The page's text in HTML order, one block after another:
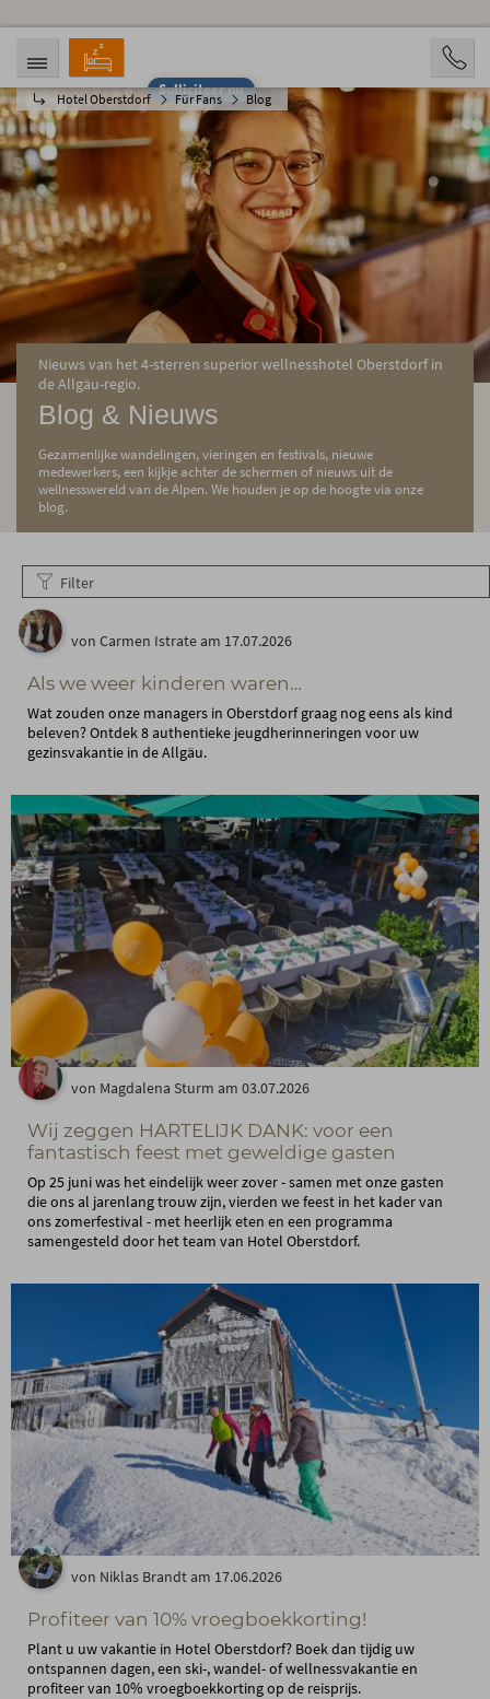
Solliciteer nu
Hotel Oberstdorf Für Fans Blog
AANKOMST
09.08.2026
VERTREK
14.08.2026
OPVARENDEN
2 Personen
BOOKING
Nieuws van het 4-sterren superior wellnesshotel Oberstdorf in
de Allgäu-regio.
Blog & Nieuws
Gezamenlijke wandelingen, vieringen en festivals, nieuwe
medewerkers, een kijkje achter de schermen of nieuws uit de
wellnesswereld van de Alpen. We houden je op de hoogte via onze
blog.
Filter
von Carmen Istrate am 17.07.2026
Als we weer kinderen waren…
Wat zouden onze managers in Oberstdorf graag nog eens als kind
beleven? Ontdek 8 authentieke jeugdherinneringen voor uw
gezinsvakantie in de Allgäu.
von Magdalena Sturm am 03.07.2026
Wij zeggen HARTELIJK DANK: voor een
fantastisch feest met geweldige gasten
Op 25 juni was het eindelijk weer zover - samen met onze gasten
die ons al jarenlang trouw zijn, vierden we feest in het kader van
ons zomerfestival - met heerlijk eten en een programma
samengesteld door het team van Hotel Oberstdorf.
von Niklas Brandt am 17.06.2026
Profiteer van 10% vroegboekkorting!
Plant u uw vakantie in Hotel Oberstdorf? Boek dan tijdig uw
ontspannen dagen, een ski-, wandel- of wellnessvakantie en
profiteer van 10% vroegboekkorting op de reisprijs.